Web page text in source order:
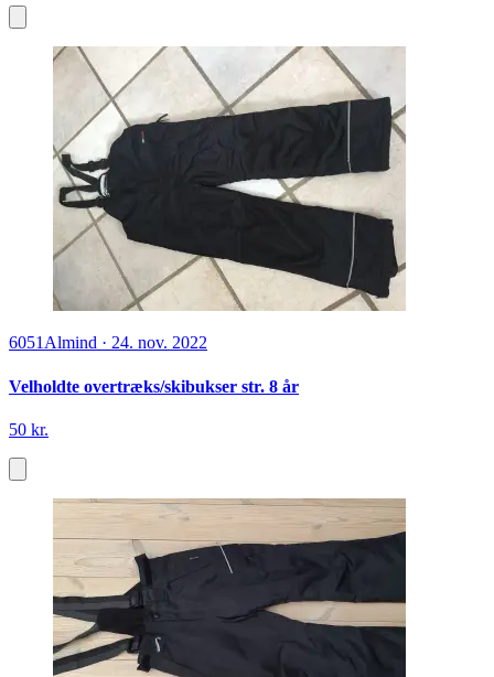
6051Almind · 24. nov. 2022
Velholdte overtræks/skibukser str. 8 år
50 kr.